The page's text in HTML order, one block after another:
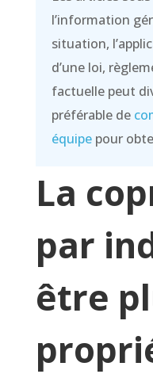
l’information
situation,
d’une loi,
factuelle peut
préférable de
équipepour
La
par
être